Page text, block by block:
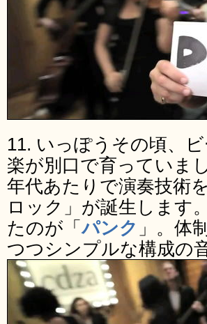
11. いっぽうその頃、
楽が別口で育っていま
年代あたりで演奏技術
ロック」が誕生します
たのが「パンク 」。体
つつシンプルな構成の